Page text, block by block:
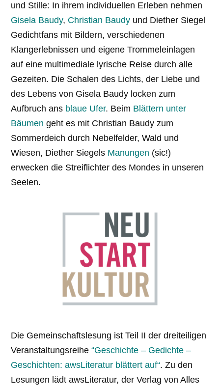
und Stille: In ihrem individuellen Erleben nehmen
Gisela Baudy, Christian Baudy und Diether Siegel
Gedichtfans mit Bildern, verschiedenen
Klangerlebnissen und eigene Trommeleinlagen
auf eine multimediale lyrische Reise durch alle
Gezeiten. Die Schalen des Lichts, der Liebe und
des Lebens von Gisela Baudy locken zum
Aufbruch ans blaue Ufer. Beim Blättern unter
Bäumen geht es mit Christian Baudy zum
Sommerdeich durch Nebelfelder, Wald und
Wiesen, Diether Siegels Manungen (sic!)
erwecken die Streiflichter des Mondes in unseren
Seelen.
Die Gemeinschaftslesung ist Teil II der dreiteiligen
Veranstaltungsreihe“Geschichte – Gedichte –
Geschichten: awsLiteratur blättert auf“. Zu den
Lesungen lädt awsLiteratur, der Verlag von Alles